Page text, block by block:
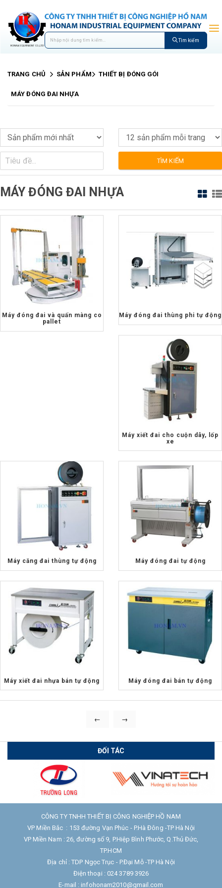
Tìm kiếm
TRANG CHỦ SẢN PHẨM THIẾT BỊ ĐÓNG GÓI
MÁY ĐÓNG ĐAI NHỰA
TÌM KIẾM
MÁY ĐÓNG ĐAI NHỰA
Máy đóng đai và quấn màng co
pallet
Máy đóng đai thùng phi tự động
Máy xiết đai cho cuộn dây, lốp
xe
Máy căng đai thùng tự động Máy đóng đai tự động
Máy xiết đai nhựa bán tự động Máy đóng đai bán tự động
← →
ĐỐI TÁC
CÔNG TY TNHH THIẾT BỊ CÔNG NGHIỆP HỒ NAM
VP Miền Bắc : 153 đường Vạn Phúc - P.Hà Đông -TP Hà Nội
VP Miền Nam : 26, đường số 9, P.Hiệp Bình Phước, Q.Thủ Đức,
TP.HCM
Địa chỉ : TDP Ngọc Trục - P.Đại Mỗ -TP Hà Nội
Điện thoại : 024 3789 3926
E-mail : infohonam2010@gmail.com